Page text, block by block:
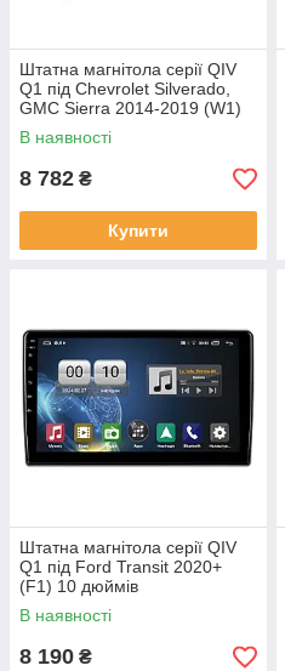
Штатна магнітола серії QIV
Q1 під Chevrolet Silverado,
GMC Sierra 2014-2019 (W1)
10 дюймів
В наявності
8 782 ₴
Купити
Штатна магнітола серії QIV
Q1 під Ford Transit 2020+
(F1) 10 дюймів
В наявності
8 190 ₴